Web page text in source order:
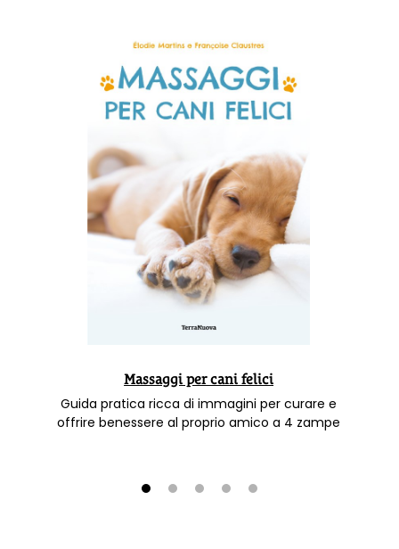
Massaggi per cani felici
Guida pratica ricca di immagini per curare e
offrire benessere al proprio amico a 4 zampe